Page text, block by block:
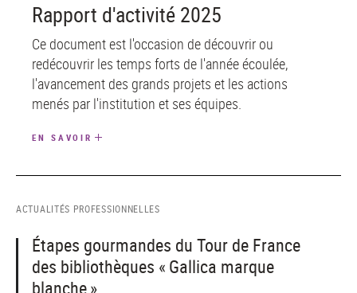
Rapport d'activité 2025
Ce document est l'occasion de découvrir ou
redécouvrir les temps forts de l'année écoulée,
l'avancement des grands projets et les actions
menés par l'institution et ses équipes.
EN SAVOIR
ACTUALITÉS PROFESSIONNELLES
Étapes gourmandes du Tour de France
des bibliothèques « Gallica marque
blanche »